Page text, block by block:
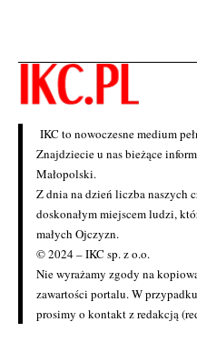
IKC to nowoczesne medium
Znajdziecie u nas bieżące
Małopolski.
Z dnia na dzień liczba naszych
doskonałym miejscem ludzi,
małych Ojczyzn.
© 2024 – IKC sp. z o.o.
Nie wyrażamy zgody na
zawartości portalu. W
prosimy o kontakt z redakcją